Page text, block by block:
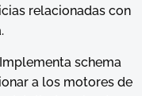
relacionadas con
schema
a los motores de